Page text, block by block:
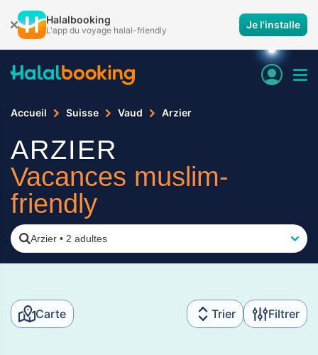
Halalbooking
L'app du voyage halal-friendly Je l'installe
Accueil Suisse Vaud Arzier
ARZIER
Vacances muslim-
friendly
Arzier • 2 adultes
Carte Trier Filtrer